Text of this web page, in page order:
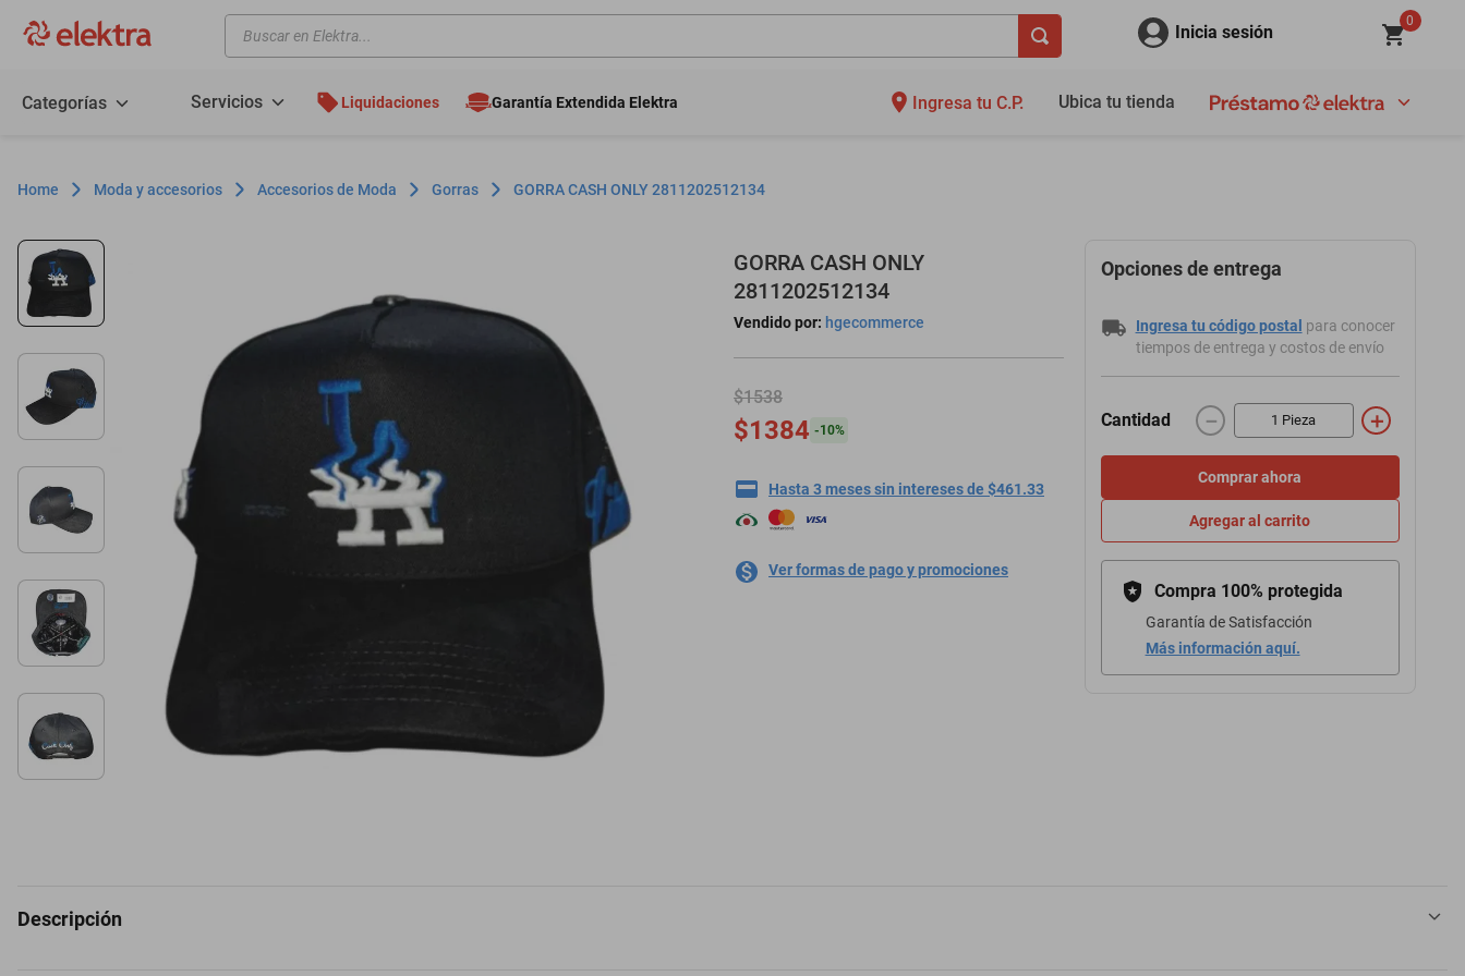
Buscar en Elektra... Inicia sesión
0
Categorías Servicios Liquidaciones Garantía Extendida Elektra Ingresa tu C.P. Ubica tu tienda
Moda y accesorios Accesorios de Moda Gorras GORRA CASH ONLY 2811202512134
GORRA CASH ONLY
2811202512134
Vendido por: hgecommerce
$1538
$1384 -10%
Hasta 3 meses sin intereses de $461.33
Ver formas de pago y promociones
Opciones de entrega
Ingresa tu código postal para conocer
tiempos de entrega y costos de envío
Cantidad ＋
－
Comprar ahora
Agregar al carrito
Compra 100% protegida
Garantía de Satisfacción
Más información aquí.
Descripción
motos
colchones